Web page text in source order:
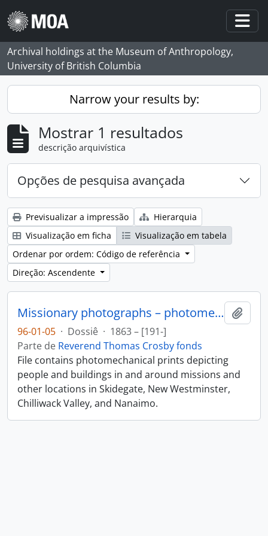
Skip to main content
Archival holdings at the Museum of Anthropology,
University of British Columbia
Narrow your results by:
Mostrar 1 resultados
descrição arquivística
Opções de pesquisa avançada
Previsualizar a impressão
Hierarquia
Visualização em ficha
Visualização em tabela
Ordenar por ordem: Código de referência
Direção: Ascendente
Missionary photographs – photomechanical
96-01-05 · Dossiê · 1863 – [191-]
Parte de Reverend Thomas Crosby fonds
File contains photomechanical prints depicting
people and buildings in and around missions and
other locations in Skidegate, New Westminster,
Chilliwack Valley, and Nanaimo.